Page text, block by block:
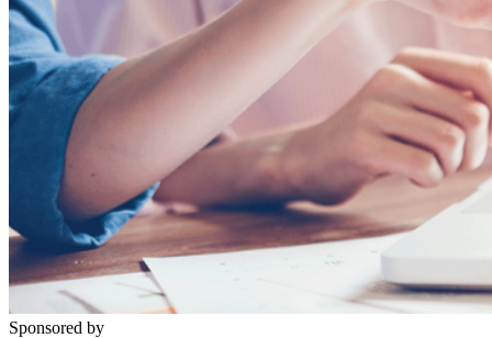
Sponsored by